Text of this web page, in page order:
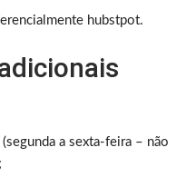
hubstpot.
a sexta-feira – não